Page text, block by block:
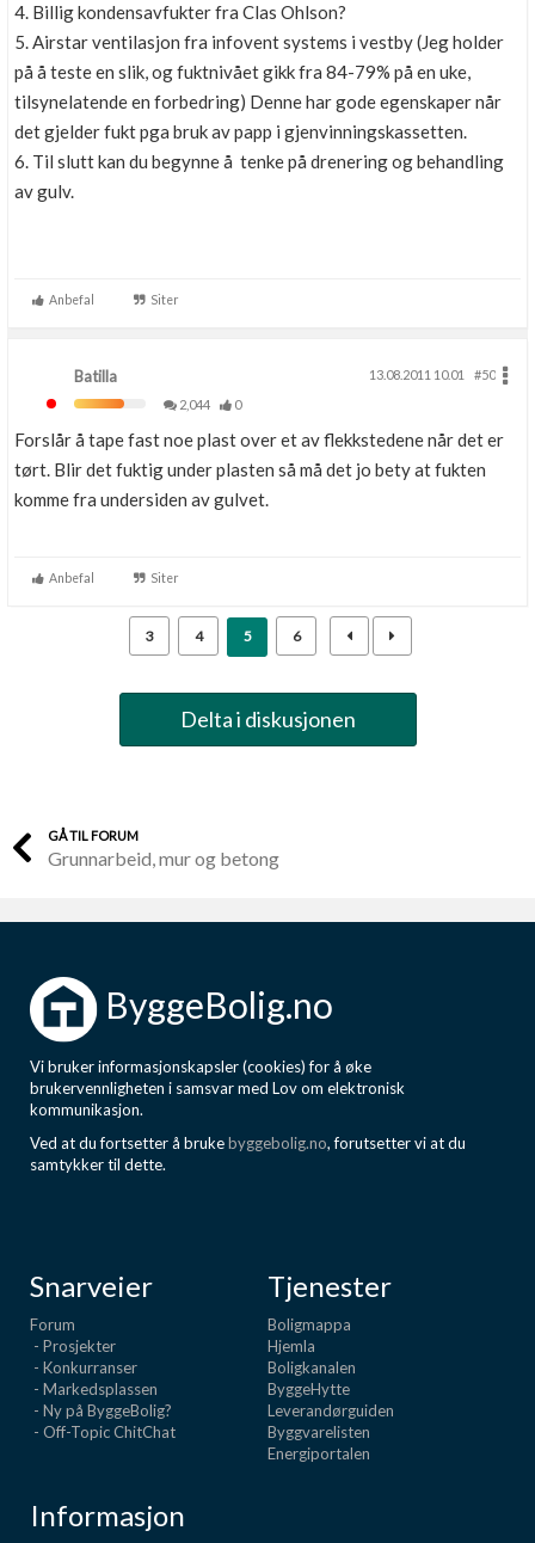
4. Billig kondensavfukter fra Clas Ohlson?
5. Airstar ventilasjon fra infovent systems i vestby (Jeg holder
på å teste en slik, og fuktnivået gikk fra 84-79% på en uke,
tilsynelatende en forbedring) Denne har gode egenskaper når
det gjelder fukt pga bruk av papp i gjenvinningskassetten.
6. Til slutt kan du begynne å tenke på drenering og behandling
av gulv.
Anbefal Siter
Batilla 13.08.2011 10.01
#50
2,044
0
Forslår å tape fast noe plast over et av flekkstedene når det er
tørt. Blir det fuktig under plasten så må det jo bety at fukten
komme fra undersiden av gulvet.
Anbefal Siter
3 4 5 6
Delta i diskusjonen
GÅ TIL FORUM
Grunnarbeid, mur og betong
ByggeBolig.no
Vi bruker informasjonskapsler (cookies) for å øke
brukervennligheten i samsvar med Lov om elektronisk
kommunikasjon.
Ved at du fortsetter å brukebyggebolig.no, forutsetter vi at du
samtykker til dette.
Snarveier
Forum
- Prosjekter
- Konkurranser
- Markedsplassen
- Ny på ByggeBolig?
- Off-Topic ChitChat
Tjenester
Boligmappa
Hjemla
Boligkanalen
ByggeHytte
Leverandørguiden
Byggvarelisten
Energiportalen
Informasjon